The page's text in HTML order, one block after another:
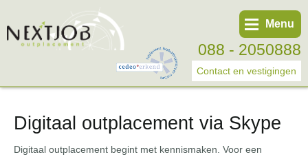
088 - 2050888
Contact en vestigingen
Menu
Werknemer
Werkgever
Digitaal outplacement via Skype
Digitaal outplacement begint met kennismaken. Voor een